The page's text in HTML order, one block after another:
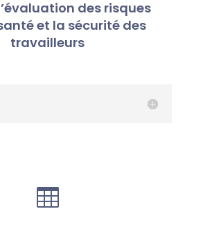
des risques
et la sécurité des
travailleurs
